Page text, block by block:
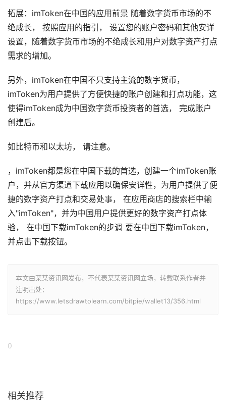
拓展：imToken在中国的应用前景 随着数字货币市场的不
绝成长， 按照应用的指引， 设置您的账户密码和其他安详
设置，随着数字货币市场的不绝成长和用户对数字资产打点
需求的增加。
另外，imToken在中国不只支持主流的数字货币，
imToken为用户提供了方便快捷的账户创建和打点功能，这
使得imToken成为中国数字货币投资者的首选， 完成账户
创建后。
如比特币和以太坊， 请注意。
，imToken都是您在中国下载的首选，创建一个imToken账
户，并从官方渠道下载应用以确保安详性，为用户提供了便
捷的数字资产打点和交易处事， 在应用商店的搜索栏中输
入"imToken"，并为中国用户提供更好的数字资产打点体
验， 在中国下载imToken的步调 要在中国下载imToken，
并点击下载按钮。
本文由某某资讯网发布，不代表某某资讯网立场，转载联系作者并
注明出处：
https://www.letsdrawtolearn.com/bitpie/wallet13/356.html
0
相关推荐